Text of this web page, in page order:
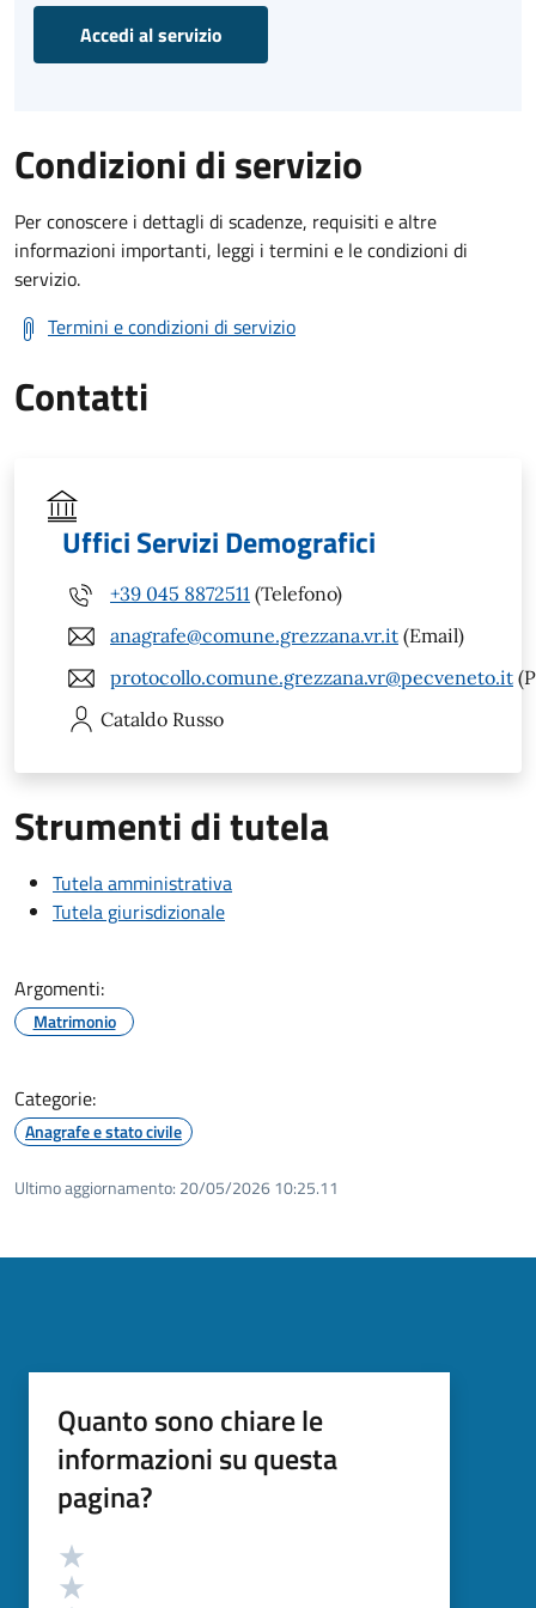
Accedi al servizio
Condizioni di servizio
Per conoscere i dettagli di scadenze, requisiti e altre
informazioni importanti, leggi i termini e le condizioni di
servizio.
Termini e condizioni di servizio
Contatti
Uffici Servizi Demografici
+39 045 8872511 (Telefono)
anagrafe@comune.grezzana.vr.it (Email)
protocollo.comune.grezzana.vr@pecveneto.it
Cataldo Russo
Strumenti di tutela
Tutela amministrativa
Tutela giurisdizionale
Argomenti:
Matrimonio
Categorie:
Anagrafe e stato civile
Ultimo aggiornamento: 20/05/2026 10:25.11
Quanto sono chiare le
informazioni su questa
pagina?
Valutazione